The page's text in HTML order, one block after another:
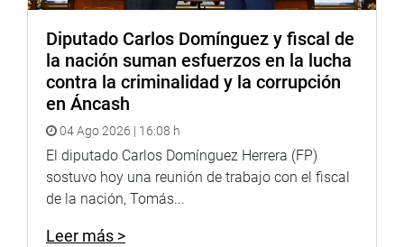
Diputado Carlos Domínguez y fiscal de
la nación suman esfuerzos en la lucha
contra la criminalidad y la corrupción
en Áncash
04 Ago 2026 | 16:08 h
El diputado Carlos Domínguez Herrera (FP)
sostuvo hoy una reunión de trabajo con el fiscal
de la nación, Tomás...
Leer más >